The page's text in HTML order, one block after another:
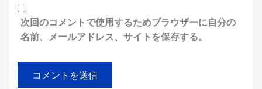
次回のコメントで使用するためブラウザーに自分の
名前、メールアドレス、サイトを保存する。